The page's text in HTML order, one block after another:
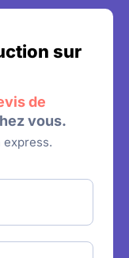
sur
de
vous.
express.